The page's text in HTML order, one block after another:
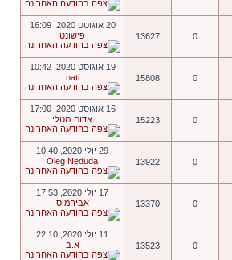
0
13627
20 אוגוסט 2020, 16:09
פישונט
0
15808
19 אוגוסט 2020, 10:42
nati
0
15223
16 אוגוסט 2020, 17:00
אדום מטלי
0
13922
29 יולי 2020, 10:40
Oleg Neduda
0
13370
17 יולי 2020, 17:53
אבירמוס
0
13523
11 יולי 2020, 22:10
א.ב